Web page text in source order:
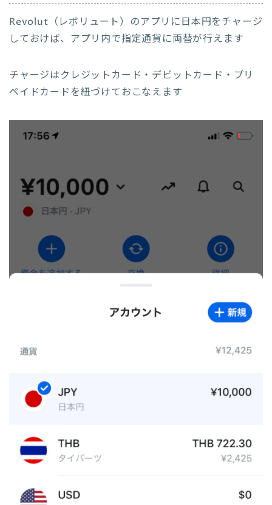
Revolut（レボリュート）のアプリに日本円をチャージ
しておけば、アプリ内で指定通貨に両替が行えます
チャージはクレジットカード・デビットカード・プリ
ペイドカードを紐づけておこなえます